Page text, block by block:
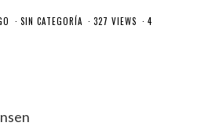
SIN CATEGORÍA 327 VIEWS
4